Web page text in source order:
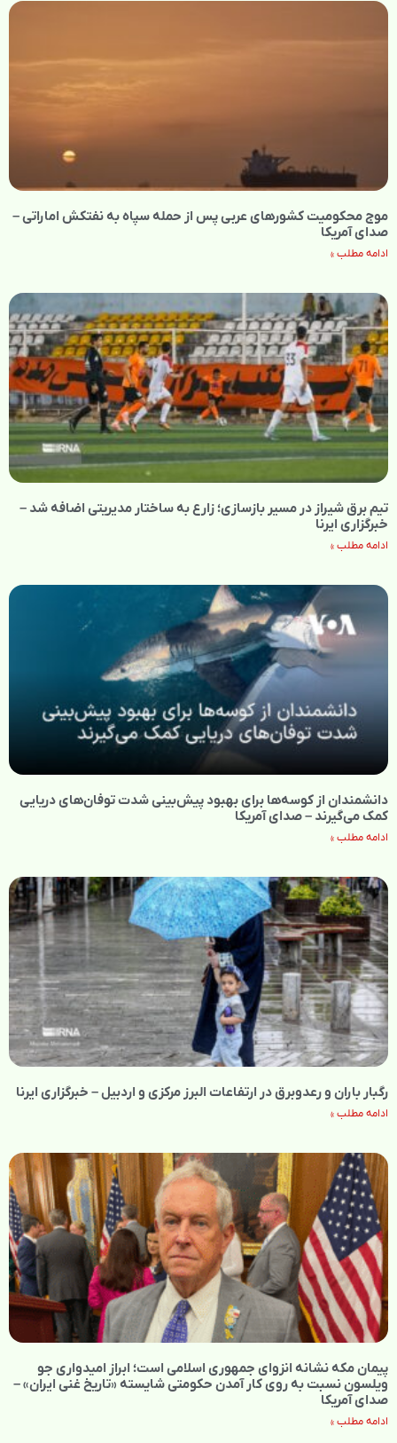
موج محکومیت کشورهای عربی پس از حمله سپاه به نفتکش اماراتی –
صدای آمریکا
ادامه مطلب »
تیم برق شیراز در مسیر بازسازی؛ زارع به ساختار مدیریتی اضافه شد –
خبرگزاری ایرنا
ادامه مطلب »
دانشمندان از کوسه‌ها برای بهبود پیش‌بینی شدت توفان‌های دریایی
کمک می‌گیرند – صدای آمریکا
ادامه مطلب »
رگبار باران و رعدوبرق در ارتفاعات البرز مرکزی و اردبیل – خبرگزاری ایرنا
ادامه مطلب »
پیمان مکه نشانه انزوای جمهوری اسلامی است؛ ابراز امیدواری جو
ویلسون نسبت به روی کار آمدن حکومتی شایسته «تاریخ غنی ایران» –
صدای آمریکا
ادامه مطلب »